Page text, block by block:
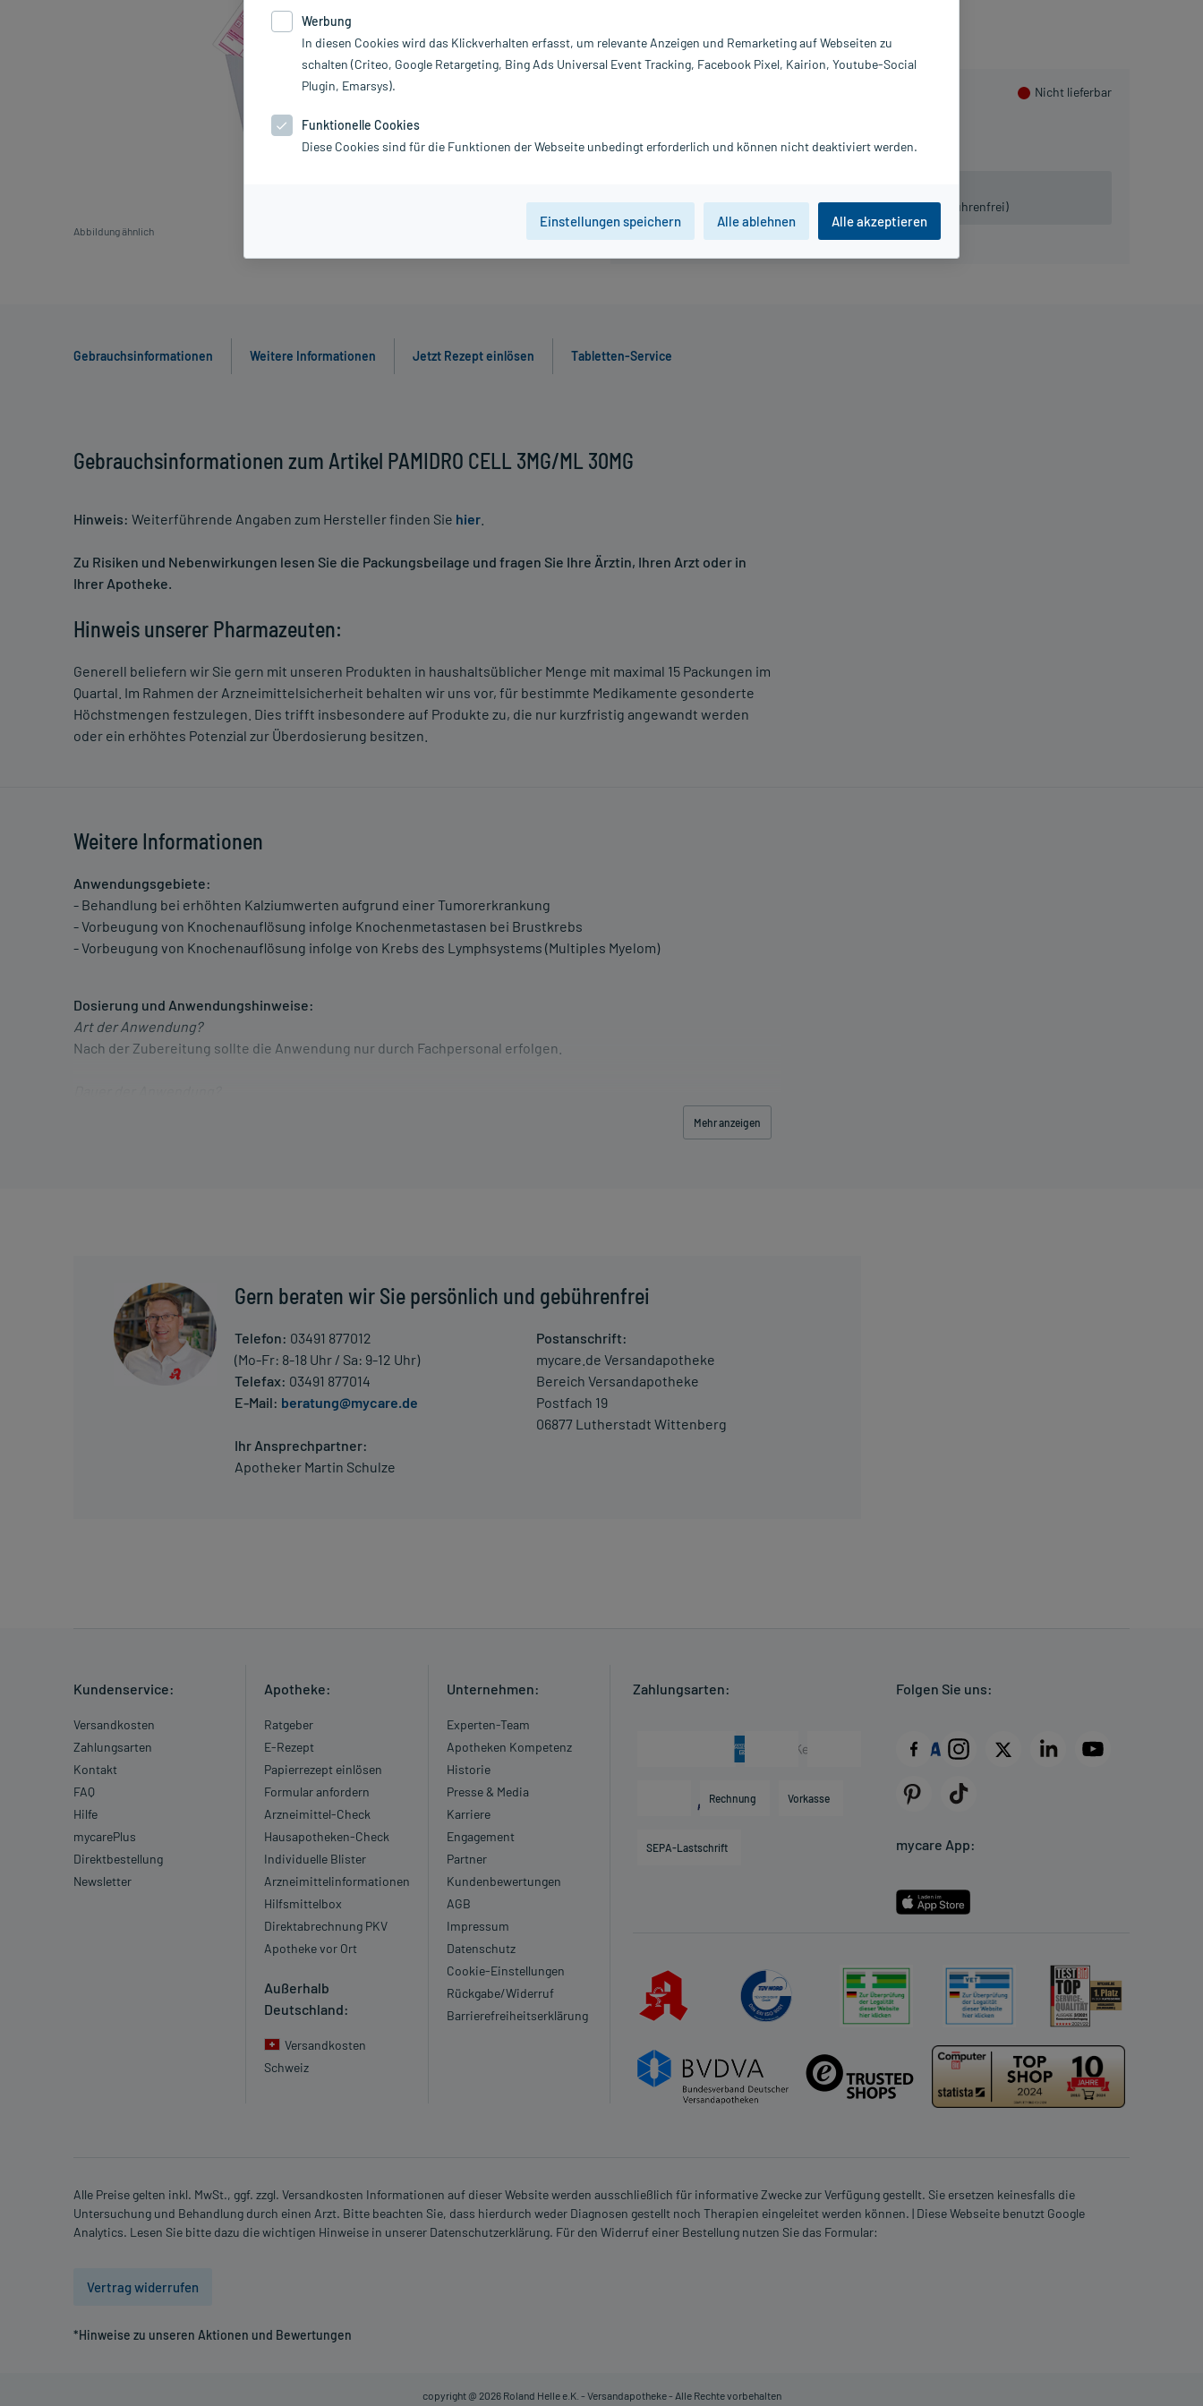
Abbildung ähnlich
inkl. MwSt. Gratis-Versandinnerhalb D.
Nicht lieferbar
Beratung für Produktalternativen:Tel. 03491-8770120 (gebührenfrei)
Gebrauchsinformationen Weitere Informationen Jetzt Rezept einlösen Tabletten-Service
Gebrauchsinformationen zum Artikel PAMIDRO CELL 3MG/ML 30MG
Hinweis: Weiterführende Angaben zum Hersteller finden Sie hier
Zu Risiken und Nebenwirkungen lesen Sie die Packungsbeilage und fragen Sie Ihre Ärztin, Ihren Arzt oder in
Ihrer Apotheke.
Hinweis unserer Pharmazeuten:
Generell beliefern wir Sie gern mit unseren Produkten in haushaltsüblicher Menge mit maximal 15 Packungen im
Quartal. Im Rahmen der Arzneimittelsicherheit behalten wir uns vor, für bestimmte Medikamente gesonderte
Höchstmengen festzulegen. Dies trifft insbesondere auf Produkte zu, die nur kurzfristig angewandt werden
oder ein erhöhtes Potenzial zur Überdosierung besitzen.
Weitere Informationen
Anwendungsgebiete:
- Behandlung bei erhöhten Kalziumwerten aufgrund einer Tumorerkrankung
- Vorbeugung von Knochenauflösung infolge Knochenmetastasen bei Brustkrebs
- Vorbeugung von Knochenauflösung infolge von Krebs des Lymphsystems (Multiples Myelom)
Dosierung und Anwendungshinweise:
Art der Anwendung?
Nach der Zubereitung sollte die Anwendung nur durch Fachpersonal erfolgen.
Die Anwendungsdauer richtet sich nach Art der Beschwerde und/oder Dauer der Erkrankung und wird deshalb
Generell gilt: Achten Sie vor allem bei Säuglingen, Kleinkindern und älteren Menschen auf eine gewissenhafte
Dosierung. Im Zweifelsfalle fragen Sie Ihren Arzt oder Apotheker nach etwaigen Auswirkungen oder
Vorsichtsmaßnahmen.
Eine vom Arzt verordnete Dosierung kann von den Angaben der Packungsbeilage abweichen. Da der Arzt sie
individuell abstimmt, sollten Sie das Arzneimittel daher nach seinen Anweisungen anwenden.
Was spricht gegen eine Anwendung?
Erwägung zu ziehen.
Ist Ihnen das Arzneimittel trotz einer Gegenanzeige verordnet worden, sprechen Sie mit Ihrem Arzt oder
Apotheker. Der therapeutische Nutzen kann höher sein, als das Risiko, das die Anwendung bei einer
Gegenanzeige in sich birgt.
Nebenwirkungen:
- Erniedrigter Magnesiumspiegel im Blut (Hypomagnesiämie)
- Missempfindungen
- Anfallartiger, schmerzhafter Muskelkrampf (Tetanie)
- Schlaflosigkeit
- Bluthochdruck
Mehr anzeigen
Gern beraten wir Sie persönlich und gebührenfrei
Telefon: 03491 877012
(Mo-Fr: 8-18 Uhr / Sa: 9-12 Uhr)
Telefax: 03491 877014
E-Mail: beratung@mycare.de
Ihr Ansprechpartner:
Apotheker Martin Schulze
Postanschrift:
mycare.de Versandapotheke
Bereich Versandapotheke
Postfach 19
06877 Lutherstadt Wittenberg
Kundenservice:
Versandkosten
Zahlungsarten
Kontakt
FAQ
Hilfe
mycarePlus
Direktbestellung
Newsletter
Apotheke:
Ratgeber
E-Rezept
Papierrezept einlösen
Formular anfordern
Arzneimittel-Check
Hausapotheken-Check
Individuelle Blister
Arzneimittelinformationen
Hilfsmittelbox
Direktabrechnung PKV
Apotheke vor Ort
Außerhalb
Deutschland:
Versandkosten
Schweiz
Unternehmen:
Experten-Team
Apotheken Kompetenz
Historie
Presse & Media
Karriere
Engagement
Partner
Kundenbewertungen
AGB
Impressum
Datenschutz
Cookie-Einstellungen
Rückgabe/Widerruf
Barrierefreiheitserklärung
Zahlungsarten:
Rechnung Vorkasse
SEPA-Lastschrift
Folgen Sie uns:
mycare App:
Alle Preise gelten inkl. MwSt., ggf. zzgl. Versandkosten Informationen auf dieser Website werden ausschließlich für informative Zwecke zur Verfügung gestellt. Sie ersetzen keinesfalls die
Untersuchung und Behandlung durch einen Arzt. Bitte beachten Sie, dass hierdurch weder Diagnosen gestellt noch Therapien eingeleitet werden können. | Diese Webseite benutzt Google
Analytics. Lesen Sie bitte dazu die wichtigen Hinweise in unserer Datenschutzerklärung. Für den Widerruf einer Bestellung nutzen Sie das Formular:
Vertrag widerrufen
*Hinweise zu unseren Aktionen und Bewertungen
copyright @ 2026 Roland Helle e.K. - Versandapotheke - Alle Rechte vorbehalten
Werbung
In diesen Cookies wird das Klickverhalten erfasst, um relevante Anzeigen und Remarketing auf Webseiten zu
schalten (Criteo, Google Retargeting, Bing Ads Universal Event Tracking, Facebook Pixel, Kairion, Youtube-Social
Plugin, Emarsys).
Funktionelle Cookies
Diese Cookies sind für die Funktionen der Webseite unbedingt erforderlich und können nicht deaktiviert werden.
Einstellungen speichern Alle ablehnen Alle akzeptieren